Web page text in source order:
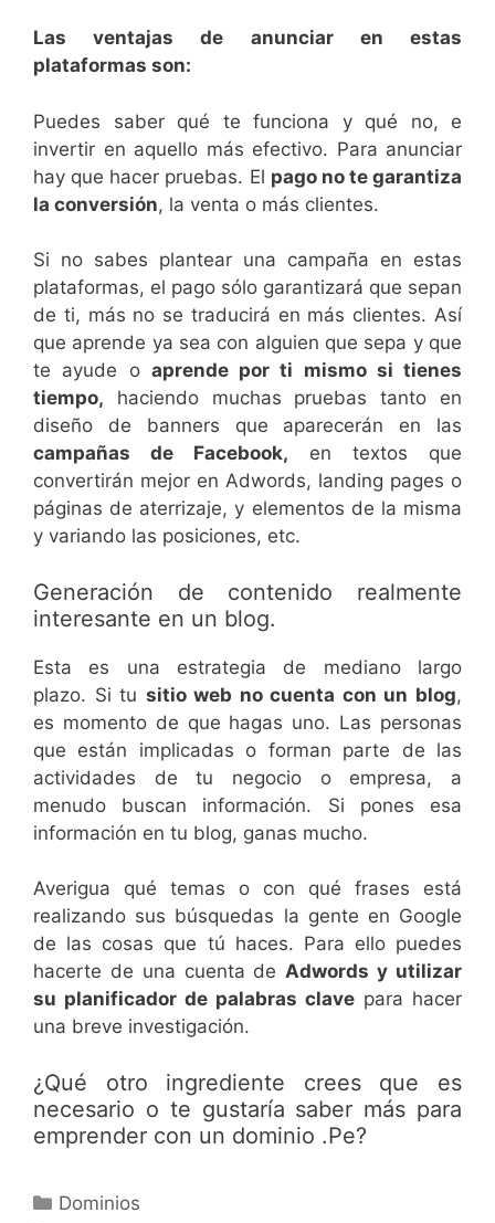
Las ventajas de anunciar en estas
plataformas son:
Puedes saber qué te funciona y qué no, e
invertir en aquello más efectivo. Para anunciar
hay que hacer pruebas. El pago no te garantiza
la conversión, la venta o más clientes.
Si no sabes plantear una campaña en estas
plataformas, el pago sólo garantizará que sepan
de ti, más no se traducirá en más clientes. Así
que aprende ya sea con alguien que sepa y que
te ayude o aprende por ti mismo si tienes
tiempo, haciendo muchas pruebas tanto en
diseño de banners que aparecerán en las
campañas de Facebook, en textos que
convertirán mejor en Adwords, landing pages o
páginas de aterrizaje, y elementos de la misma
y variando las posiciones, etc.
Generación de contenido realmente
interesante en un blog.
Esta es una estrategia de mediano largo
plazo. Si tu sitio web no cuenta con un blog,
es momento de que hagas uno. Las personas
que están implicadas o forman parte de las
actividades de tu negocio o empresa, a
menudo buscan información. Si pones esa
información en tu blog, ganas mucho.
Averigua qué temas o con qué frases está
realizando sus búsquedas la gente en Google
de las cosas que tú haces. Para ello puedes
hacerte de una cuenta deAdwords y utilizar
su planificador de palabras clave para hacer
una breve investigación.
¿Qué otro ingrediente crees que es
necesario o te gustaría saber más para
emprender con un dominio .Pe?
Dominios